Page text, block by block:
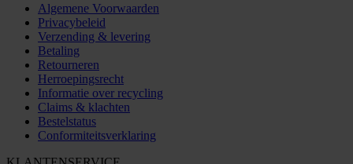
Algemene Voorwaarden
Privacybeleid
Verzending & levering
Betaling
Retourneren
Herroepingsrecht
Informatie over recycling
Claims & klachten
Bestelstatus
Conformiteitsverklaring